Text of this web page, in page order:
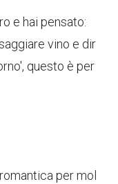
e hai pensato:
vino e dir
questo è per
per mol